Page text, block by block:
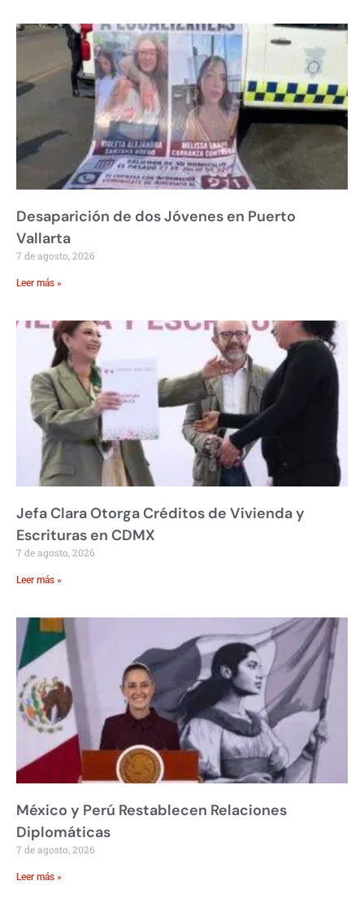
Desaparición de dos Jóvenes en Puerto
Vallarta
7 de agosto, 2026
Leer más »
Jefa Clara Otorga Créditos de Vivienda y
Escrituras en CDMX
7 de agosto, 2026
Leer más »
México y Perú Restablecen Relaciones
Diplomáticas
7 de agosto, 2026
Leer más »